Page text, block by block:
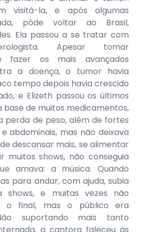
visitá-la, e após algumas
pôde voltar ao Brasil,
Ela passou a se tratar com
Apesar tomar
fazer os mais avançados
a doença, o tumor havia
tempo depois havia crescido
e Elizeth passou os últimos
base de muitos medicamentos,
perda de peso, além de fortes
abdominais, mas não deixava
descansar mais, se alimentar
muitos shows, não conseguia
amava: a música. Quando
para andar, com ajuda, subia
e muitas vezes não
o final, mas o público era
suportando mais tanto